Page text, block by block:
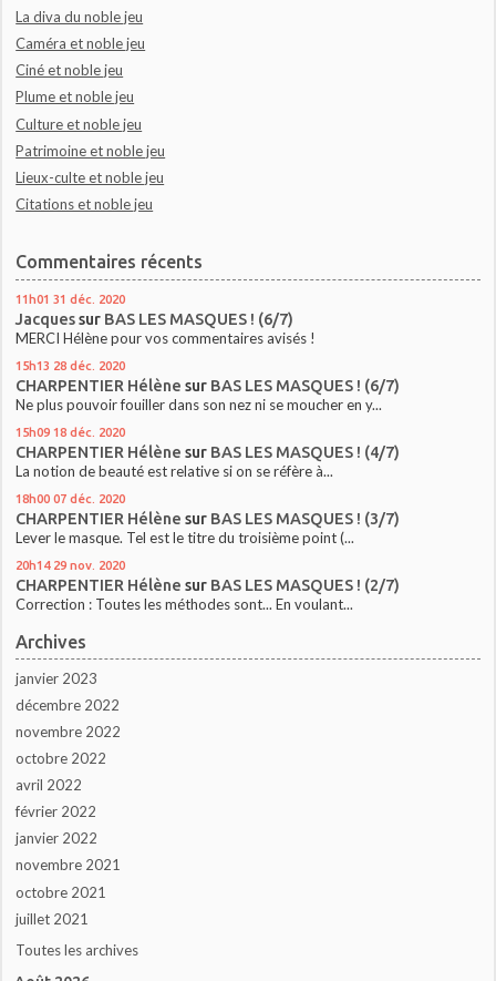
La diva du noble jeu
Caméra et noble jeu
Ciné et noble jeu
Plume et noble jeu
Culture et noble jeu
Patrimoine et noble jeu
Lieux-culte et noble jeu
Citations et noble jeu
Commentaires récents
11h01 31 déc. 2020
Jacquessur BAS LES MASQUES ! (6/7)
MERCI Hélène pour vos commentaires avisés !
15h13 28 déc. 2020
CHARPENTIER Hélène sur BAS LES MASQUES ! (6/7)
Ne plus pouvoir fouiller dans son nez ni se moucher en y...
15h09 18 déc. 2020
CHARPENTIER Hélène sur BAS LES MASQUES ! (4/7)
La notion de beauté est relative si on se réfère à...
18h00 07 déc. 2020
CHARPENTIER Hélène sur BAS LES MASQUES ! (3/7)
Lever le masque. Tel est le titre du troisième point (...
20h14 29 nov. 2020
CHARPENTIER Hélène sur BAS LES MASQUES ! (2/7)
Correction : Toutes les méthodes sont... En voulant...
Archives
janvier 2023
décembre 2022
novembre 2022
octobre 2022
avril 2022
février 2022
janvier 2022
novembre 2021
octobre 2021
juillet 2021
Toutes les archives